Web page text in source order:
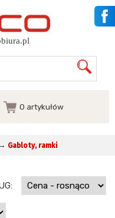
0 artykułów
Gabloty, ramki